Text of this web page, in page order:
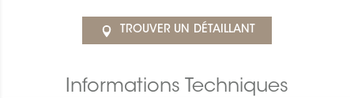
TROUVER UN DÉTAILLANT
Informations Techniques